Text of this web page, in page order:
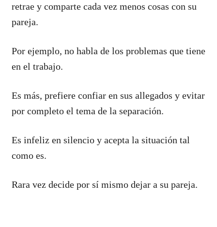
retrae y comparte cada vez menos cosas con su
pareja.
Por ejemplo, no habla de los problemas que tiene
en el trabajo.
Es más, prefiere confiar en sus allegados y evitar
por completo el tema de la separación.
Es infeliz en silencio y acepta la situación tal
como es.
Rara vez decide por sí mismo dejar a su pareja.